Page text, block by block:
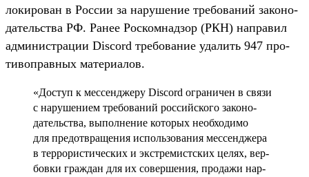
локиро­ван в Рос­сии за наруше­ние тре­бова­ний законо­
датель­ства РФ. Ранее Рос­комнад­зор (РКН) нап­равил
адми­нис­тра­ции Discord тре­бова­ние уда­лить 947 про­
тивоп­равных матери­алов.
«Дос­туп к мес­сен­дже­ру Discord огра­ничен в свя­зи
с наруше­нием тре­бова­ний рос­сий­ско­го законо­
датель­ства, выпол­нение которых необ­ходимо
для пре­дот­вра­щения исполь­зования мес­сен­дже­ра
в тер­рорис­тичес­ких и экс­тре­мист­ских целях, вер­
бовки граж­дан для их совер­шения, про­дажи нар­